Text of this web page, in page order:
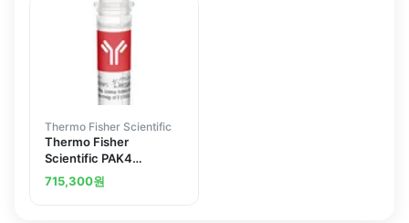
Thermo Fisher Scientific
Thermo Fisher
Scientific PAK4
Polyclonal Antibody
715,300원